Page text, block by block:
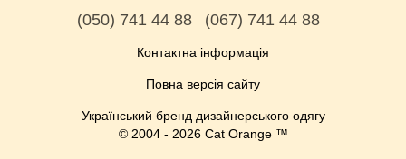
(050) 741 44 88 (067) 741 44 88
Контактна інформація
Повна версія сайту
Український бренд дизайнерського одягу
© 2004 - 2026 Cat Orange ™